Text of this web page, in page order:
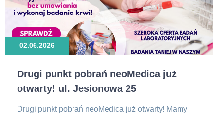
02.06.2026
Drugi punkt pobrań neoMedica już
otwarty! ul. Jesionowa 25
Drugi punkt pobrań neoMedica już otwarty! Mamy